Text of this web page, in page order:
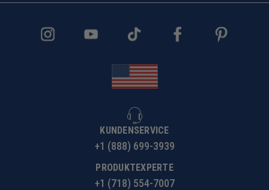
KUNDENSERVICE
+1 (888) 699-3939
PRODUKTEXPERTE
+1 (718) 554-7007